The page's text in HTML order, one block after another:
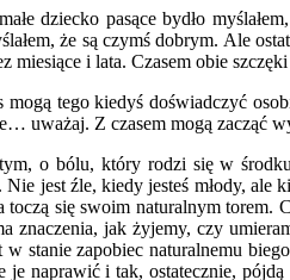
dziecko pasące bydło
że są czymś dobrym. Ale
miesiące i lata. Czasem obie
tego kiedyś doświadczyć
uważaj. Z czasem mogą zacząć
o bólu, który rodzi się w
Nie jest źle, kiedy jesteś młody, ale
się swoim naturalnym torem.
znaczenia, jak żyjemy, czy
w stanie zapobiec naturalnemu
je naprawić i tak, ostatecznie,